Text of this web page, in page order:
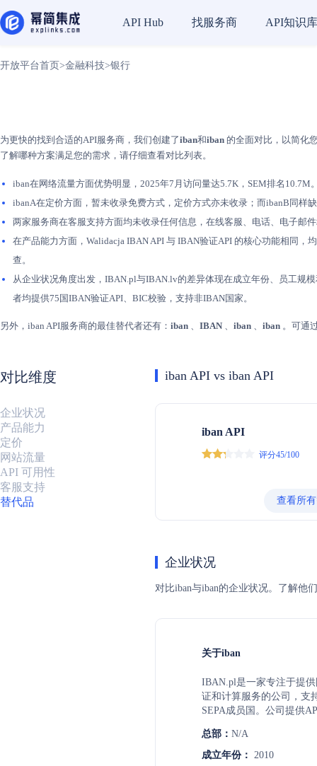
API Hub 找服务商 API知识库
开放平台首页 >金融科技>银行
为更快的找到合适的API服务商，我们创建了iban和iban 的全面对比，以简化
了解哪种方案满足您的需求，请仔细查看对比列表。
iban在网络流量方面优势明显，2025年7月访问量达5.7K，SEM排名
ibanA在定价方面，暂未收录免费方式，定价方式亦未收录；而ibanB同样
两家服务商在客服支持方面均未收录任何信息，在线客服、电话、电子邮
在产品能力方面，Walidacja IBAN API 与 IBAN验证API 的核心功能相同
查。
从企业状况角度出发，IBAN.pl与IBAN.lv的差异体现在成立年份、员工规
者均提供75国IBAN验证API、BIC校验，支持非IBAN国家。
另外，iban API服务商的最佳替代者还有： iban 、 IBAN 、 iban 、 iban 。可通
对比维度
企业状况
产品能力
定价
网站流量
API 可用性
客服支持
替代品
iban API vs iban API
iban API
评分45/100
查看所
企业状况
对比iban与iban的企业状况。了解他
关于iban
IBAN.pl是一家专注于提
证和计算服务的公司，支
SEPA成员国。公司提供
证IBAN的完整性和正确
BIC验证服务，并支持非
总部： N/A
成立年份： 2010